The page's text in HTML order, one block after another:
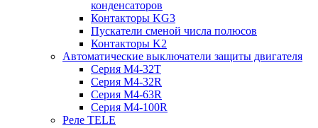
конденсаторов
Контакторы KG3
Пускатели сменой числа полюсов
Контакторы K2
Автоматические выключатели защиты двигателя
Серия M4-32T
Серия M4-32R
Серия M4-63R
Серия M4-100R
Реле TELE